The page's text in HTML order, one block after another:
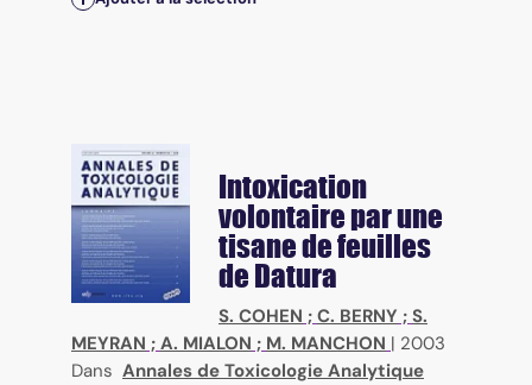
Intoxication
volontaire par une
tisane de feuilles
de Datura
S. COHEN ; C. BERNY ; S.
MEYRAN ; A. MIALON ; M. MANCHON | 2003
Dans Annales de Toxicologie Analytique